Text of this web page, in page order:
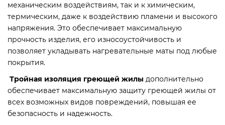
механическим воздействиям, так и к химическим,
термическим, даже к воздействию пламени и высокого
напряжения. Это обеспечивает максимальную
прочность изделия, его износоустойчивость и
позволяет укладывать нагревательные маты под любые
покрытия.
Тройная изоляция греющей жилы дополнительно
обеспечивает максимальную защиту греющей жилы от
всех возможных видов повреждений, повышая ее
безопасность и надежность.